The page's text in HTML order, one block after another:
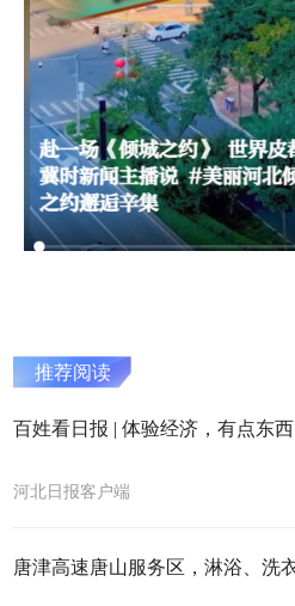
推荐阅读
百姓看日报 | 体验经济，有点东西
河北日报客户端